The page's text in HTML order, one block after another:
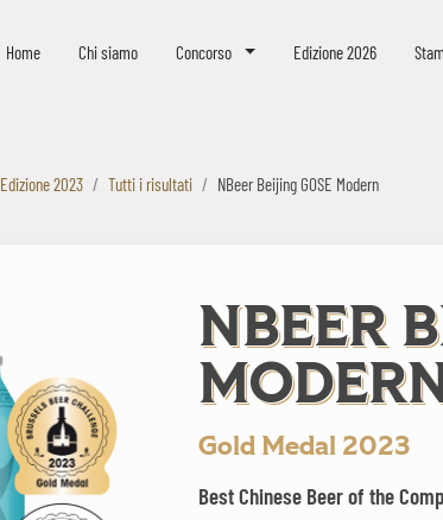
Home Chi siamo Concorso Edizione 2026
Edizione 2023 Tutti i risultati NBeer Beijing GOSE Modern
NBEER
Gold Medal 2023
Best Chinese Beer of the